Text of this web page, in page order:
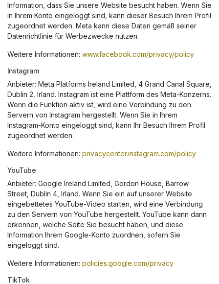
Information, dass Sie unsere Website besucht haben. Wenn Sie
in Ihrem Konto eingeloggt sind, kann dieser Besuch Ihrem Profil
zugeordnet werden. Meta kann diese Daten gemäß seiner
Datenrichtlinie für Werbezwecke nutzen.
Weitere Informationen: www.facebook.com/privacy/policy
Instagram
Anbieter: Meta Platforms Ireland Limited, 4 Grand Canal Square,
Dublin 2, Irland. Instagram ist eine Plattform des Meta-Konzerns.
Wenn die Funktion aktiv ist, wird eine Verbindung zu den
Servern von Instagram hergestellt. Wenn Sie in Ihrem
Instagram-Konto eingeloggt sind, kann Ihr Besuch Ihrem Profil
zugeordnet werden.
Weitere Informationen: privacycenter.instagram.com/policy
YouTube
Anbieter: Google Ireland Limited, Gordon House, Barrow
Street, Dublin 4, Irland. Wenn Sie ein auf unserer Website
eingebettetes YouTube-Video starten, wird eine Verbindung
zu den Servern von YouTube hergestellt. YouTube kann dann
erkennen, welche Seite Sie besucht haben, und diese
Information Ihrem Google-Konto zuordnen, sofern Sie
eingeloggt sind.
Weitere Informationen: policies.google.com/privacy
TikTok